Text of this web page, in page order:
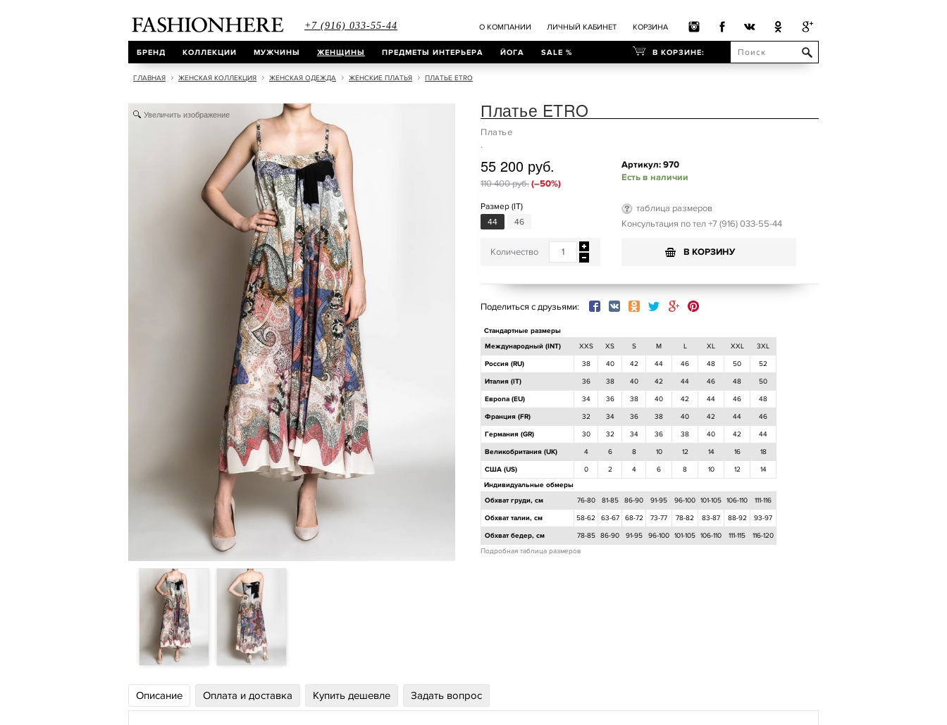
+7 (916) 033-55-44 О КОМПАНИИ ЛИЧНЫЙ КАБИНЕТ КОРЗИНА
В КОРЗИНЕ:
БРЕНД КОЛЛЕКЦИИ МУЖЧИНЫ ЖЕНЩИНЫ ПРЕДМЕТЫ ИНТЕРЬЕРА ЙОГА SALE %
ГЛАВНАЯ ЖЕНСКАЯ КОЛЛЕКЦИЯ ЖЕНСКАЯ ОДЕЖДА ЖЕНСКИЕ ПЛАТЬЯ ПЛАТЬЕ ETRO
Увеличить изображение Платье ETRO
Платье
.
55 200 руб.
110 400 руб. (–50%)
Артикул: 970
Есть в наличии
Размер (IT)
44
46
таблица размеров
Консультация по тел +7 (916) 033-55-44
Количество В КОРЗИНУ
Поделиться с друзьями:
Стандартные размеры
Международный (INT)
XXS XS S M L XL XXL 3XL
Россия (RU) 38 40 42 44 46 48 50 52
Италия (IT) 36 38 40 42 44 46 48 50
Европа (EU) 34 36 38 40 42 44 46 48
Франция (FR) 32 34 36 38 40 42 44 46
Германия (GR) 30 32 34 36 38 40 42 44
Великобритания (UK) 4 6 8 10 12 14 16 18
США (US) 0 2 4 6 8 10 12 14
Индивидуальные обмеры
Обхват груди, см
76-80 81-85 86-90 91-95 96-100 101-105 106-110 111-116
Обхват талии, см 58-62 63-67 68-72 73-77 78-82 83-87 88-92 93-97
Обхват бедер, см 78-85 86-90 91-95 96-100 101-105 106-110 111-115
116-120
Подробная таблица размеров
Описание Оплата и доставка Купить дешевле Задать вопрос